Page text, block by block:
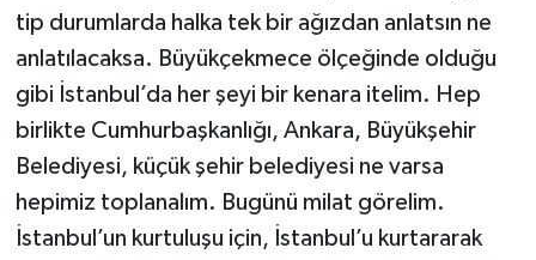
tip durumlarda halka tek bir ağızdan anlatsın ne
anlatılacaksa. Büyükçekmece ölçeğinde olduğu
gibi İstanbul’da her şeyi bir kenara itelim. Hep
birlikte Cumhurbaşkanlığı, Ankara, Büyükşehir
Belediyesi, küçük şehir belediyesi ne varsa
hepimiz toplanalım. Bugünü milat görelim.
İstanbul’un kurtuluşu için, İstanbul’u kurtararak